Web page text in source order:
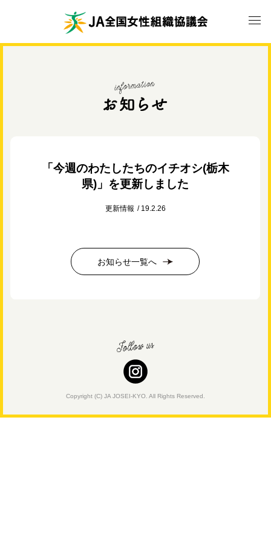
「今週のわたしたちのイチオシ(栃木
県)」を更新しました
更新情報 19.2.26
お知らせ一覧へ
Copyright (C) JA JOSEI-KYO. All Rights Reserved.